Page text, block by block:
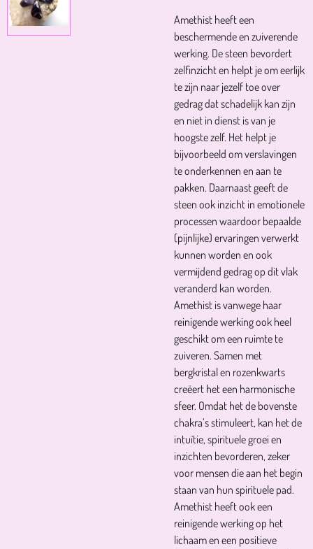
Amethist heeft een
beschermende en zuiverende
werking. De steen bevordert
zelfinzicht en helpt je om eerlijk
te zijn naar jezelf toe over
gedrag dat schadelijk kan zijn
en niet in dienst is van je
hoogste zelf. Het helpt je
bijvoorbeeld om verslavingen
te onderkennen en aan te
pakken. Daarnaast geeft de
steen ook inzicht in emotionele
processen waardoor bepaalde
(pijnlijke) ervaringen verwerkt
kunnen worden en ook
vermijdend gedrag op dit vlak
veranderd kan worden.
Amethist is vanwege haar
reinigende werking ook heel
geschikt om een ruimte te
zuiveren. Samen met
bergkristal en rozenkwarts
creëert het een harmonische
sfeer. Omdat het de bovenste
chakra’s stimuleert, kan het de
intuïtie, spirituele groei en
inzichten bevorderen, zeker
voor mensen die aan het begin
staan van hun spirituele pad.
Amethist heeft ook een
reinigende werking op het
lichaam en een positieve